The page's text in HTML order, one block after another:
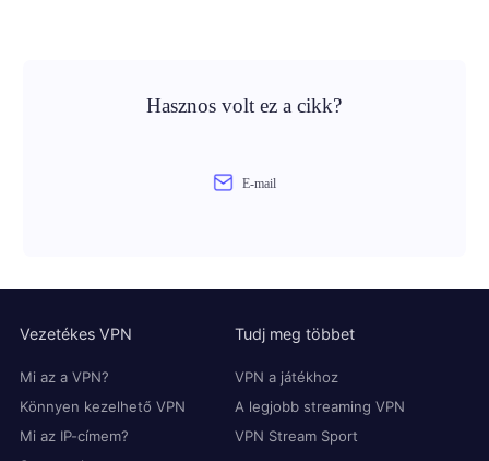
Hasznos volt ez a cikk?
E-mail
Vezetékes VPN
Mi az a VPN?
Könnyen kezelhető VPN
Mi az IP-címem?
Tudj meg többet
VPN a játékhoz
A legjobb streaming VPN
VPN Stream Sport